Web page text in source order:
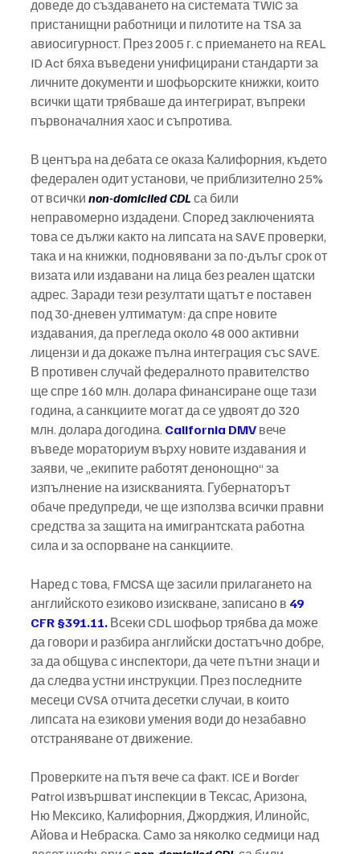
доведе до създаването на системата TWIC за
пристанищни работници и пилотите на TSA за
авиосигурност. През 2005 г. с приемането на REAL
ID Act бяха въведени унифицирани стандарти за
личните документи и шофьорските книжки, които
всички щати трябваше да интегрират, въпреки
първоначалния хаос и съпротива.
В центъра на дебата се оказа Калифорния, където
федерален одит установи, че приблизително 25%
от всички non-domiciled CDL са били
неправомерно издадени. Според заключенията
това се дължи както на липсата на SAVE проверки,
така и на книжки, подновявани за по-дълъг срок от
визата или издавани на лица без реален щатски
адрес. Заради тези резултати щатът е поставен
под 30-дневен ултиматум: да спре новите
издавания, да прегледа около 48 000 активни
лицензи и да докаже пълна интеграция със SAVE.
В противен случай федералното правителство
ще спре 160 млн. долара финансиране още тази
година, а санкциите могат да се удвоят до 320
млн. долара догодина. California DMV вече
въведе мораториум върху новите издавания и
заяви, че „екипите работят денонощно“ за
изпълнение на изискванията. Губернаторът
обаче предупреди, че ще използва всички правни
средства за защита на имигрантската работна
сила и за оспорване на санкциите.
Наред с това, FMCSA ще засили прилагането на
английското езиково изискване, записано в 49
CFR §391.11. Всеки CDL шофьор трябва да може
да говори и разбира английски достатъчно добре,
за да общува с инспектори, да чете пътни знаци и
да следва устни инструкции. През последните
месеци CVSA отчита десетки случаи, в които
липсата на езикови умения води до незабавно
отстраняване от движение.
Проверките на пътя вече са факт. ICE и Border
Patrol извършват инспекции в Тексас, Аризона,
Ню Мексико, Калифорния, Джорджия, Илинойс,
Айова и Небраска. Само за няколко седмици над